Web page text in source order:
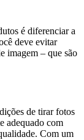
é diferenciar a
deve evitar
imagem – que são
de tirar fotos
adequado com
Com um